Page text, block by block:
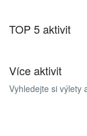
TOP 5 aktivit
Více aktivit
Vyhledejte si výlety